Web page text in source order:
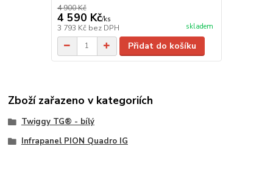
4 900 Kč
4 590 Kč/ks
3 793 Kč bez DPH skladem
Přidat do košíku
Zboží zařazeno v kategoriích
Twiggy TG® - bílý
Infrapanel PION Quadro IG